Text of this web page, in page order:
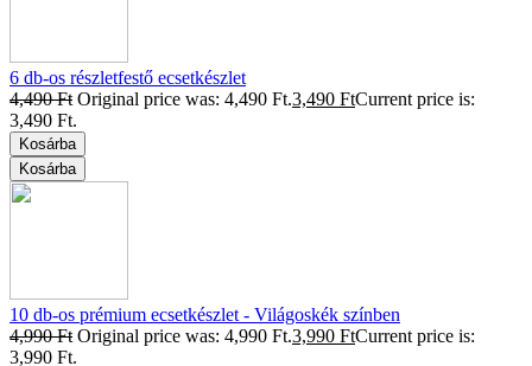
6 db-os részletfestő ecsetkészlet
4,490Ft Original price was: 4,490 Ft.3,490 FtCurrent price is:
3,490 Ft.
Kosárba
Kosárba
10 db-os prémium ecsetkészlet - Világoskék színben
4,990Ft Original price was: 4,990 Ft.3,990 FtCurrent price is:
3,990 Ft.